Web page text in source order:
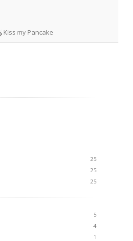
Kiss my Pancake
25
25
25
5
4
1